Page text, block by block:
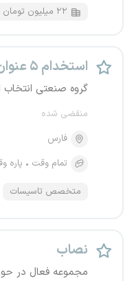
۲۲ میلیون تومان
استخدام ۵ عنوان شغلی
گروه صنعتی انتخاب
منقضی شده
فارس
تمام وقت
پاره
متخصص تاسیسات
نصاب
مجموعه فعال در